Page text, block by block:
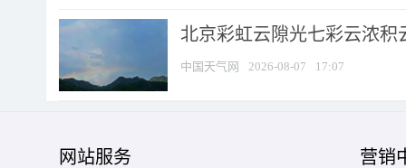
北京彩虹云隙光七彩云浓积
中国天气网 2026-08-07 17:07
网站服务 营销